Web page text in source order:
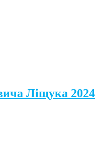
Ліщука 2024